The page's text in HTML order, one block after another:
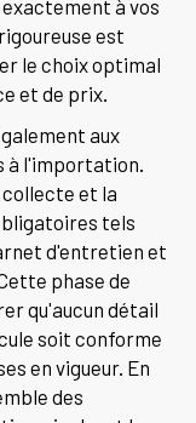
à vos
est
le choix optimal
et de prix.
aux
à l'importation.
et la
tels
d'entretien et
phase de
qu'aucun détail
soit conforme
en vigueur. En
des